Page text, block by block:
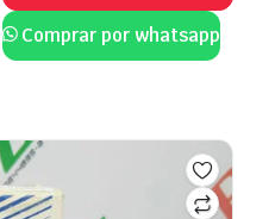
Comprar por whatsapp